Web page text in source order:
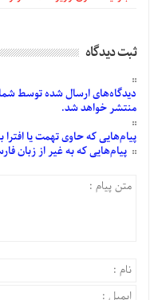
ثبت دیدگاه
دیدگاه‌هایارسالشدهتوسط
منتشر خواهد شد.
پیام‌هاییکه حاوی تهمت یا
پیام‌هاییکه به غیر از زبان